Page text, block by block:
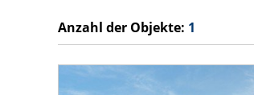
Anzahl der Objekte: 1